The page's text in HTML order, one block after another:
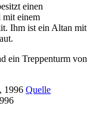
einen
mit einem
Ihm ist ein Altan mit
ein Treppenturm von
Quelle